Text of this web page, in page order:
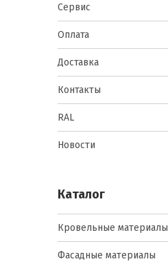
Сервис
Оплата
Доставка
Контакты
RAL
Новости
Каталог
Кровельные материалы
Фасадные материалы